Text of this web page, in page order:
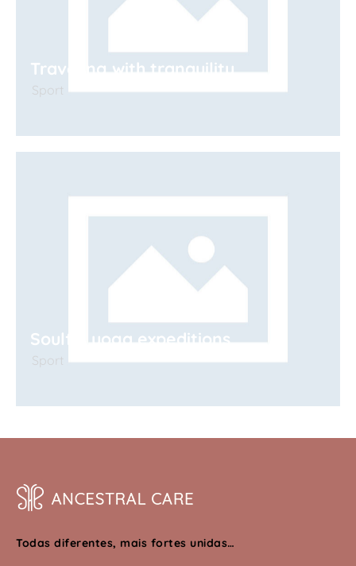
Traveling with tranquility
Sport
Soulful yoga expeditions
Sport
Todas diferentes, mais fortes unidas…